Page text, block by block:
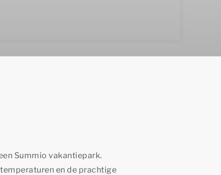
Summio vakantiepark.
en de prachtige